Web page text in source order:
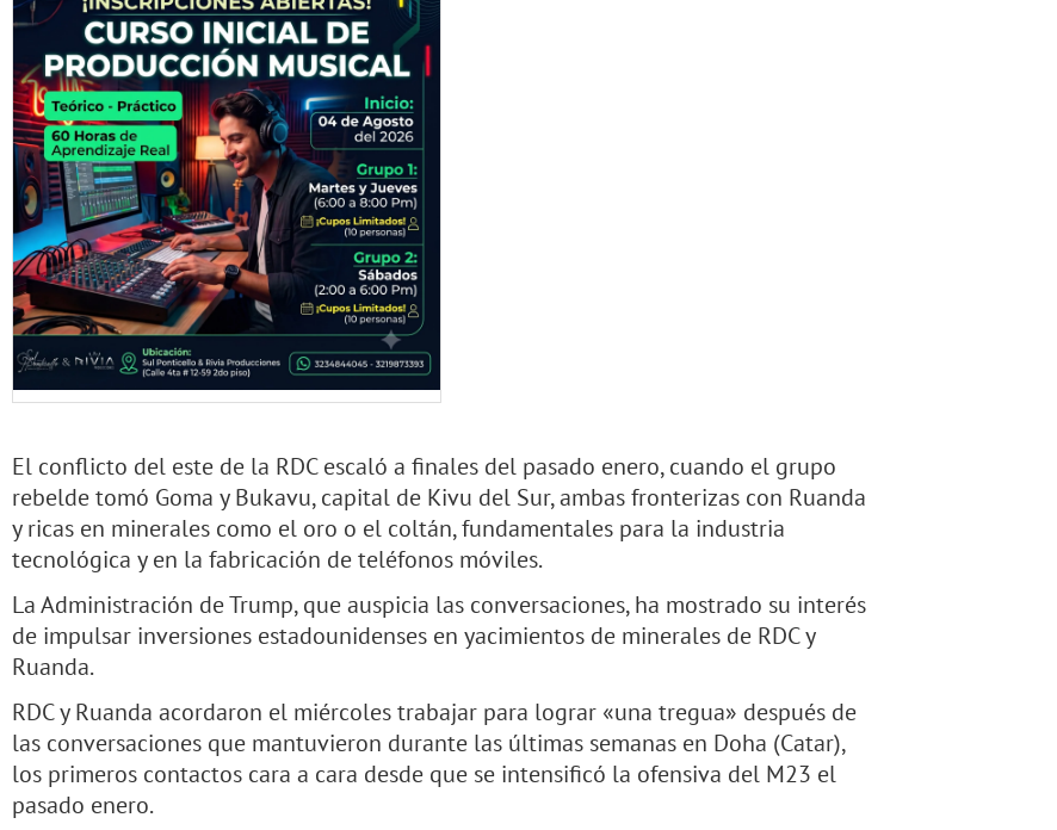
El conflicto del este de la RDC escaló a finales del pasado enero, cuando el grupo
rebelde tomó Goma y Bukavu, capital de Kivu del Sur, ambas fronterizas con Ruanda
y ricas en minerales como el oro o el coltán, fundamentales para la industria
tecnológica y en la fabricación de teléfonos móviles.
La Administración de Trump, que auspicia las conversaciones, ha mostrado su interés
de impulsar inversiones estadounidenses en yacimientos de minerales de RDC y
Ruanda.
RDC y Ruanda acordaron el miércoles trabajar para lograr «una tregua» después de
las conversaciones que mantuvieron durante las últimas semanas en Doha (Catar),
los primeros contactos cara a cara desde que se intensificó la ofensiva del M23 el
pasado enero.